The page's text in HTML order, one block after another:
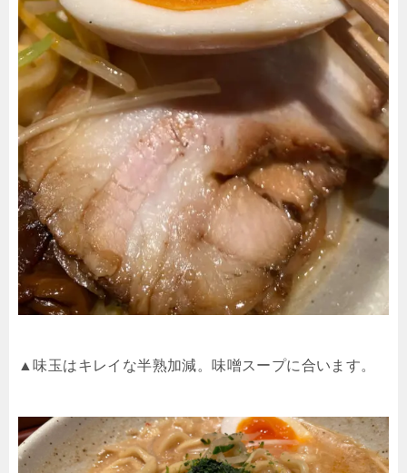
▲味玉はキレイな半熟加減。味噌スープに合います。